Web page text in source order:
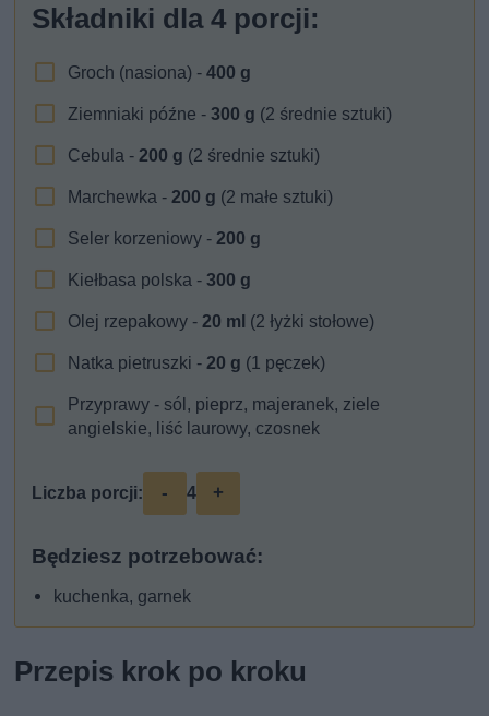
Składniki dla4 porcji:
Groch (nasiona) -400 g
Ziemniaki późne -300 g (2 średnie sztuki)
Cebula -200 g (2 średnie sztuki)
Marchewka -200 g (2 małe sztuki)
Seler korzeniowy -200 g
Kiełbasa polska -300 g
Olej rzepakowy -20 ml (2 łyżki stołowe)
Natka pietruszki -20 g (1 pęczek)
Przyprawy - sól, pieprz, majeranek, ziele
angielskie, liść laurowy, czosnek
Liczba porcji: - 4 +
Będziesz potrzebować:
kuchenka, garnek
Przepis krok po kroku